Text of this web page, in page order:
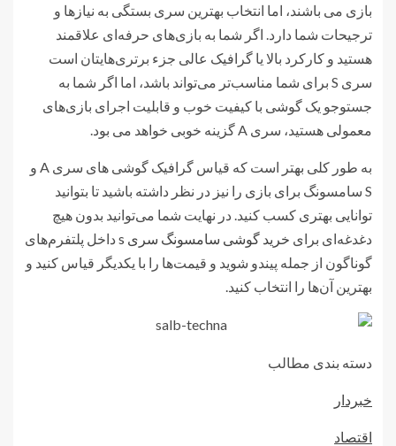
بازی می باشند، اما انتخاب بهترین سری بستگی به نیازها و
ترجیحات شما دارد. اگر شما به بازی‌های حرفه‌ای علاقمند
هستید و کارکرد بالا یا گرافیک عالی جزء برتری‌هایتان است
سری S برای شما مناسب‌تر می‌تواند باشد، اما اگر شما به
جستوجو یک گوشی با کیفیت خوب و قابلیت اجرای بازی‌های
معمولی هستید، سری A گزینه‌ خوبی خواهد می بود.
به طور کلی بهتر است که قیاس گرافیک گوشی های سری A و
S سامسونگ برای بازی را نیز در نظر داشته باشید تا بتوانید
توانایی بهتری کسب کنید. در نهایت شما می‌توانید بدون هیچ
دغدغه‌ای برای خرید گوشی سامسونگ سری s
داخل پلتفرم‌های
گوناگون از جمله پیندو شوید و قیمت‌ها را با یکدیگر قیاس کنید و
بهترین آن‌ها را انتخاب کنید.
دسته بندی مطالب
خبردار
اقتصاد